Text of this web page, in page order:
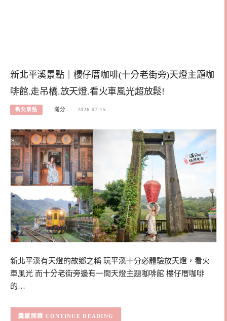
新北平溪景點｜樓仔厝咖啡(十分老街旁)天燈主題咖
啡館.走吊橋.放天燈.看火車風光超放鬆!
新北景點 滿分 2026-07-15
新北平溪有天燈的故鄉之稱 玩平溪十分必體驗放天燈，看火
車風光 而十分老街旁邊有一間天燈主題咖啡館 樓仔厝咖啡
的…
CONTINUE READING